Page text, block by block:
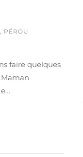
, PÉROU
faire quelques
Maman